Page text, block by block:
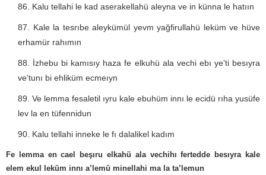
Kalu tellahi le kad aserakellahü aleyna ve in künna le hatıın
Kale la tesrıbe aleykümül yevm yağfirullahü leküm ve hüve
erhamür rahımın
İzhebu bi kamısıy haza fe elkuhü ala vechi ebı ye’ti besıyra
ve’tunı bi ehliküm ecmeıyn
Ve lemma fesaletil ıyru kale ebuhüm innı le ecidü rıha yusüfe
lev la en tüfennidun
Kalu tellahi inneke le fı dalalikel kadım
Fe lemma en cael beşıru elkahü ala vechihı fertedde besıyra kale
elem ekul leküm innı a’lemü minellahi ma la ta’lemun